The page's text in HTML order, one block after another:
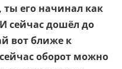
ты его начинал как
сейчас дошёл до
вот ближе к
оборот можно